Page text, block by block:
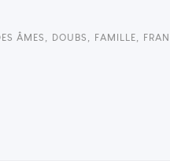
ÂMES , DOUBS , FAMILLE,